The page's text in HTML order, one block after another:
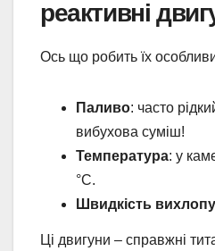
реактивні
Ось що робить їх
Паливо: часто
вибухова суміш!
Температура: у
°C.
Швидкість вихлопу
Ці двигуни – справжні